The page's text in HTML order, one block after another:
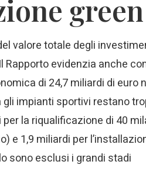
green
valore totale degli
Rapporto evidenzia anche
di 24,7 miliardi di euro
gli impianti sportivi restano
per la riqualificazione di 40
e 1,9 miliardi per
sono esclusi i grandi stadi